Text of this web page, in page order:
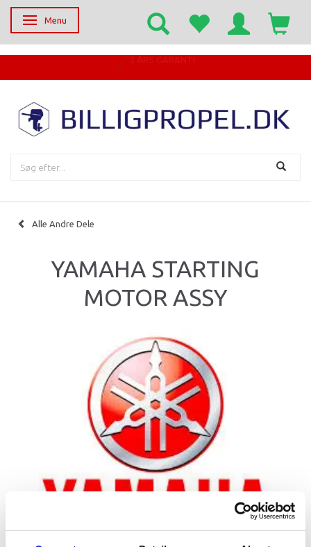
Skifte navigation
Menu
Alle Andre Dele
YAMAHA STARTING
MOTOR ASSY